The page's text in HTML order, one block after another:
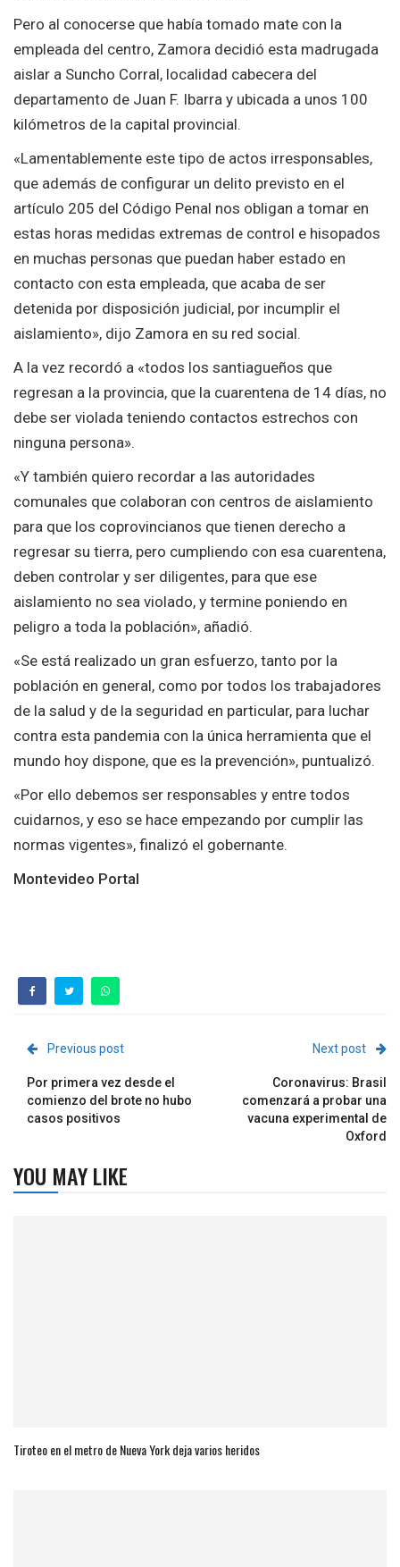
Pero al conocerse que había tomado mate con la
empleada del centro, Zamora decidió esta madrugada
aislar a Suncho Corral, localidad cabecera del
departamento de Juan F. Ibarra y ubicada a unos 100
kilómetros de la capital provincial.
«Lamentablemente este tipo de actos irresponsables,
que además de configurar un delito previsto en el
artículo 205 del Código Penal nos obligan a tomar en
estas horas medidas extremas de control e hisopados
en muchas personas que puedan haber estado en
contacto con esta empleada, que acaba de ser
detenida por disposición judicial, por incumplir el
aislamiento», dijo Zamora en su red social.
A la vez recordó a «todos los santiagueños que
regresan a la provincia, que la cuarentena de 14 días, no
debe ser violada teniendo contactos estrechos con
ninguna persona».
«Y también quiero recordar a las autoridades
comunales que colaboran con centros de aislamiento
para que los coprovincianos que tienen derecho a
regresar su tierra, pero cumpliendo con esa cuarentena,
deben controlar y ser diligentes, para que ese
aislamiento no sea violado, y termine poniendo en
peligro a toda la población», añadió.
«Se está realizado un gran esfuerzo, tanto por la
población en general, como por todos los trabajadores
de la salud y de la seguridad en particular, para luchar
contra esta pandemia con la única herramienta que el
mundo hoy dispone, que es la prevención», puntualizó.
«Por ello debemos ser responsables y entre todos
cuidarnos, y eso se hace empezando por cumplir las
normas vigentes», finalizó el gobernante.
Montevideo Portal
Previous post
Por primera vez desde el
comienzo del brote no hubo
casos positivos
Next post
Coronavirus: Brasil
comenzará a probar una
vacuna experimental de
Oxford
YOU MAY LIKE
Tiroteo en el metro de Nueva York deja varios heridos